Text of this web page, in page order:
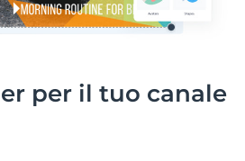
per il tuo canale